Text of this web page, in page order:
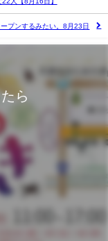
プンするみたい。8月23日
ら